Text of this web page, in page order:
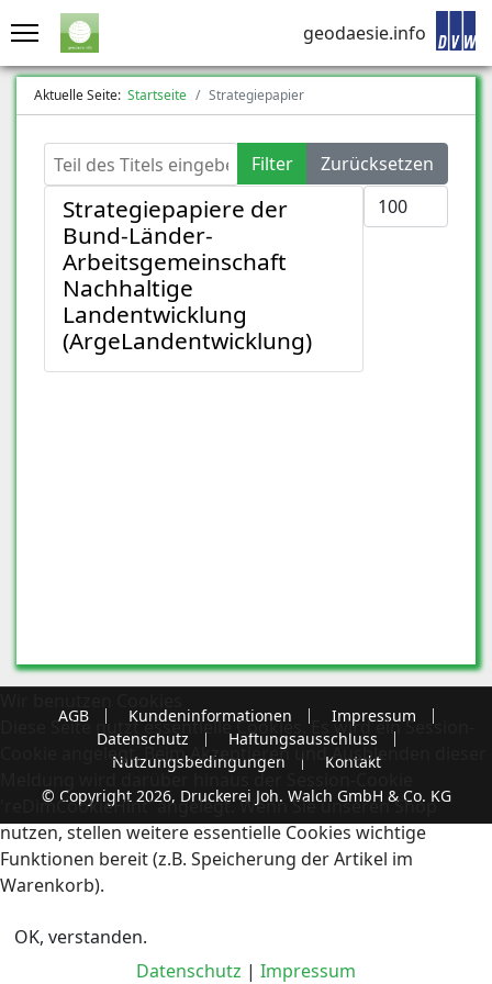
geodaesie.info
Aktuelle Seite: Startseite Strategiepapier
Teil des Titels eingeben Filter
Zurücksetzen
Anzeige #
Strategiepapiere der
Bund-Länder-
Arbeitsgemeinschaft
Nachhaltige
Landentwicklung
(ArgeLandentwicklung)
AGB Kundeninformationen
Impressum
Datenschutz
Haftungsausschluss
Nutzungsbedingungen
Kontakt
© Copyright 2026, Druckerei Joh. Walch GmbH & Co. KG
Diese Seite nutzt essentielle Cookies. Es wird ein Session-
Cookie angelegt. Beim Akzeptieren und Ausblenden dieser
Meldung wird darüber hinaus der Session-Cookie
'reDimCookieHint' angelegt. Wenn Sie unseren Shop
nutzen, stellen weitere essentielle Cookies wichtige
Funktionen bereit (z.B. Speicherung der Artikel im
Warenkorb).
OK, verstanden.
Datenschutz | Impressum